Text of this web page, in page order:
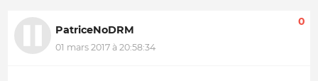
PatriceNoDRM
01 mars 2017 à 20:58:34
0